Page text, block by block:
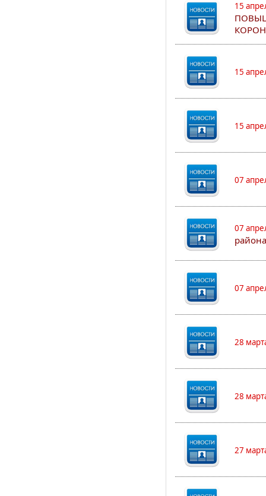
15
15
15
07
07
07
28
28
27